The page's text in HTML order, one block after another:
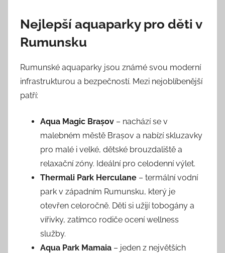
Nejlepší aquaparky pro děti v
Rumunsku
Rumunské aquaparky jsou známé svou moderní
infrastrukturou a bezpečností. Mezi nejoblíbenější
patří:
Aqua Magic Brașov – nachází se v
malebném městě Brașov a nabízí skluzavky
pro malé i velké, dětské brouzdaliště a
relaxační zóny. Ideální pro celodenní výlet.
Thermali Park Herculane – termální vodní
park v západním Rumunsku, který je
otevřen celoročně. Děti si užijí tobogány a
vířivky, zatímco rodiče ocení wellness
služby.
Aqua Park Mamaia – jeden z největších